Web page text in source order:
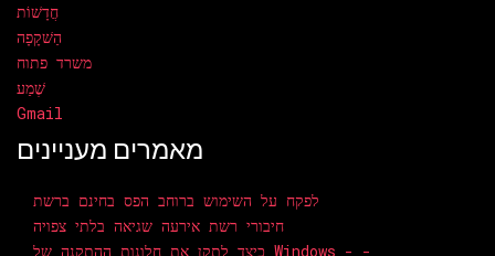
חֲדָשׁוֹת
הַשׁקָפָה
משרד פתוח
שֶׁמַע
Gmail
מאמרים מעניינים
לפקח על השימוש ברוחב הפס בחינם ברשת
חיבורי רשת אירעה שגיאה בלתי צפויה
כיצד לתקן את חלונות ההתקנה של Windows - -